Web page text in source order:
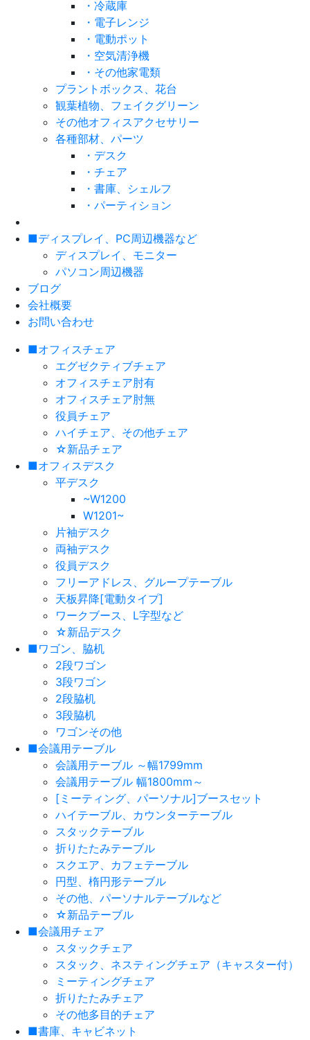
・冷蔵庫
・電子レンジ
・電動ポット
・空気清浄機
・その他家電類
プラントボックス、花台
観葉植物、フェイクグリーン
その他オフィスアクセサリー
各種部材、パーツ
・デスク
・チェア
・書庫、シェルフ
・パーティション
■ディスプレイ、PC周辺機器など
ディスプレイ、モニター
パソコン周辺機器
ブログ
会社概要
お問い合わせ
■オフィスチェア
エグゼクティブチェア
オフィスチェア肘有
オフィスチェア肘無
役員チェア
ハイチェア、その他チェア
☆新品チェア
■オフィスデスク
平デスク
~W1200
W1201~
片袖デスク
両袖デスク
役員デスク
フリーアドレス、グループテーブル
天板昇降[電動タイプ]
ワークブース、L字型など
☆新品デスク
■ワゴン、脇机
2段ワゴン
3段ワゴン
2段脇机
3段脇机
ワゴンその他
■会議用テーブル
会議用テーブル ～幅1799mm
会議用テーブル 幅1800mm～
[ミーティング、パーソナル]ブースセット
ハイテーブル、カウンターテーブル
スタックテーブル
折りたたみテーブル
スクエア、カフェテーブル
円型、楕円形テーブル
その他、パーソナルテーブルなど
☆新品テーブル
■会議用チェア
スタックチェア
スタック、ネスティングチェア（キャスター付）
ミーティングチェア
折りたたみチェア
その他多目的チェア
■書庫、キャビネット